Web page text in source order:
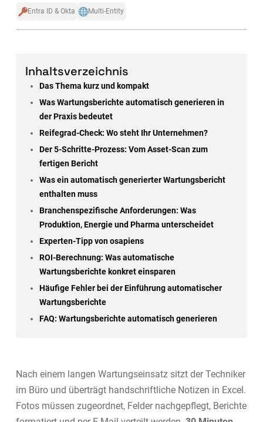
Entra ID & Okta Multi-Entity
Inhaltsverzeichnis
Das Thema kurz und kompakt
Was Wartungsberichte automatisch generieren in
der Praxis bedeutet
Reifegrad-Check: Wo steht Ihr Unternehmen?
Der 5-Schritte-Prozess: Vom Asset-Scan zum
fertigen Bericht
Was ein automatisch generierter Wartungsbericht
enthalten muss
Branchenspezifische Anforderungen: Was
Produktion, Energie und Pharma unterscheidet
Experten-Tipp von osapiens
ROI-Berechnung: Was automatische
Wartungsberichte konkret einsparen
Häufige Fehler bei der Einführung automatischer
Wartungsberichte
FAQ: Wartungsberichte automatisch generieren
Nach einem langen Wartungseinsatz sitzt der Techniker
im Büro und überträgt handschriftliche Notizen in Excel.
Fotos müssen zugeordnet, Felder nachgepflegt, Berichte